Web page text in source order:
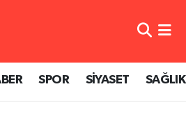
SPOR SİYASET SAĞLIK
ve Fikstür